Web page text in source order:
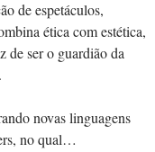
de espetáculos,
ética com estética,
de ser o guardião da
novas linguagens
no qual…